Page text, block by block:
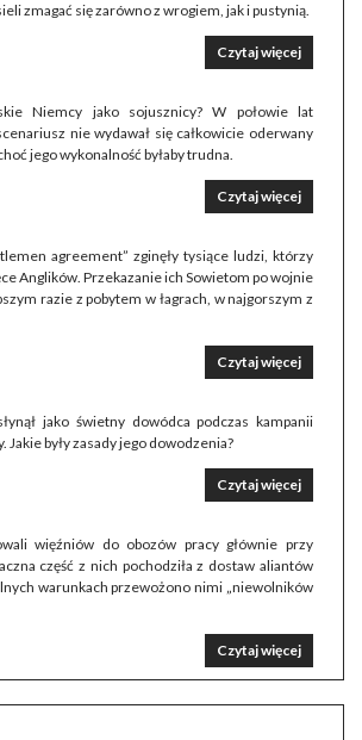
zmagać się zarówno z wrogiem, jak i pustynią.
Czytaj więcej
Niemcy jako sojusznicy? W połowie lat
nie wydawał się całkowicie oderwany
jego wykonalność byłaby trudna.
Czytaj więcej
agreement” zginęły tysiące ludzi, którzy
Anglików. Przekazanie ich Sowietom po wojnie
razie z pobytem w łagrach, w najgorszym z
Czytaj więcej
jako świetny dowódca podczas kampanii
Jakie były zasady jego dowodzenia?
Czytaj więcej
więźniów do obozów pracy głównie przy
część z nich pochodziła z dostaw aliantów
warunkach przewożono nimi „niewolników
Czytaj więcej